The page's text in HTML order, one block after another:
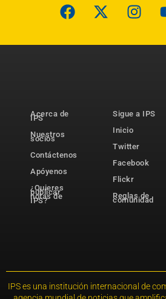
Acerca de
IPS
Nuestros
socios
Contáctenos
Apóyenos
¿Quieres
publicar
notas de
IPS?
Sigue a IPS
Inicio
Twitter
Facebook
Flickr
Reglas de
comunidad
IPS es una institución internacional de